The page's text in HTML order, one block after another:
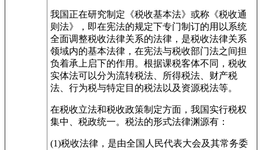
我国正在研究制定《税收基本法》或称《税收通
则法》，即在宪法的规定下专门制订的用以系统
全面调整税收法律关系的法律，是税收法律关系
领域内的基本法律，在宪法与税收部门法之间担
负着承上启下的作用。根据课税客体不同，税收
实体法可以分为流转税法、所得税法、财产税
法、行为税与特定目的税法以及资源税法等。
在税收立法和税收政策制定方面，我国实行税权
集中、税政统一。税法的形式法律渊源有：
(1)税收法律，是由全国人民代表大会及其常务委